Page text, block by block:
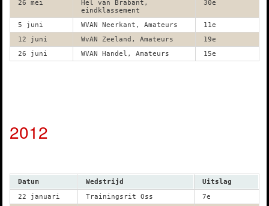
26 mei
Hel van Brabant,
eindklassement
30e
5 juni WVAN Neerkant, Amateurs
11e
12 juni
WvAN Zeeland, Amateurs
19e
26 juni
WVAN Handel, Amateurs 15e
2012
Datum Wedstrijd
Uitslag
22 januari
Trainingsrit Oss
7e